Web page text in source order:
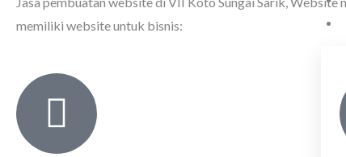
memiliki website untuk bisnis: